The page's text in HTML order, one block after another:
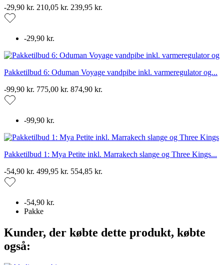
-29,90 kr. 210,05 kr. 239,95 kr.
-29,90 kr.
Pakketilbud 6: Oduman Voyage vandpibe inkl. varmeregulator og...
-99,90 kr. 775,00 kr. 874,90 kr.
-99,90 kr.
Pakketilbud 1: Mya Petite inkl. Marrakech slange og Three Kings...
-54,90 kr. 499,95 kr. 554,85 kr.
-54,90 kr.
Pakke
Kunder, der købte dette produkt, købte
også: